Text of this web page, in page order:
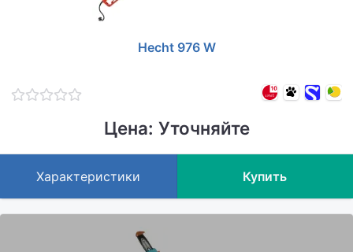
Hecht 976 W
Цена: Уточняйте
Характеристики Купить